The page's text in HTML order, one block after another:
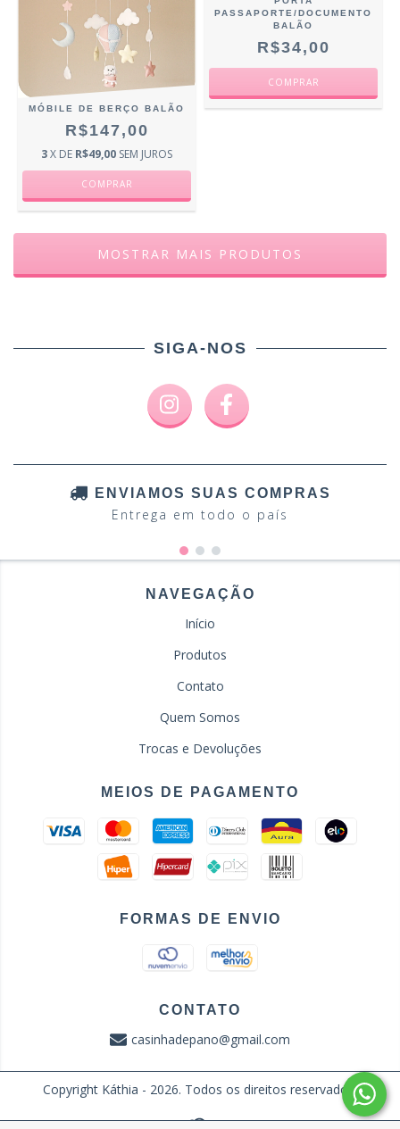
MÓBILE DE BERÇO BALÃO
R$147,00
3X DE R$49,00 SEM JUROS
PASSAPORTE/DOCUMENTO
BALÃO
R$34,00
MOSTRAR MAIS PRODUTOS
SIGA-NOS
ENVIAMOS SUAS COMPRAS
Entrega em todo o país
NAVEGAÇÃO
Início
Produtos
Contato
Quem Somos
Trocas e Devoluções
MEIOS DE PAGAMENTO
FORMAS DE ENVIO
CONTATO
casinhadepano@gmail.com
Copyright Káthia - 2026. Todos os direitos reservados.